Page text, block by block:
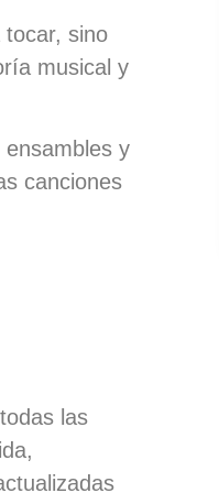
sino
musical y
y
canciones
las